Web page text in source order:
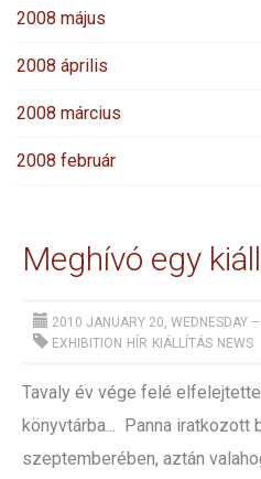
2008 május
2008 április
2008 március
2008 február
Meghívó egy
2010 JANUARY 20, WEDNESDAY –
EXHIBITION HÍR KIÁLLÍTÁS NEWS
Tavaly év vége felé
könyvtárba... Panna iratkozott
szeptemberében, aztán